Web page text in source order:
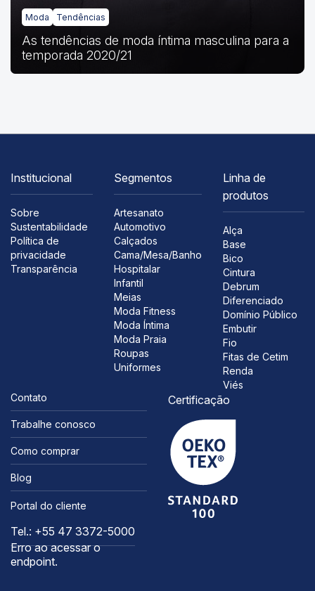
Moda Tendências
As tendências de moda íntima masculina para a
temporada 2020/21
Institucional
Sobre
Sustentabilidade
Política de
privacidade
Transparência
Segmentos
Artesanato
Automotivo
Calçados
Cama/Mesa/Banho
Hospitalar
Infantil
Meias
Moda Fitness
Moda Íntima
Moda Praia
Roupas
Uniformes
Linha de
produtos
Alça
Base
Bico
Cintura
Debrum
Diferenciado
Domínio Público
Embutir
Fio
Fitas de Cetim
Renda
Viés
Contato
Trabalhe conosco
Como comprar
Blog
Portal do cliente
Tel.: +55 47 3372-5000
Erro ao acessar o
endpoint.
Certificação